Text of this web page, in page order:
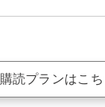
購読プランはこち